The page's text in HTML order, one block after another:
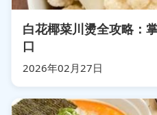
白花椰菜川燙全攻略：
口
2026年02月27日